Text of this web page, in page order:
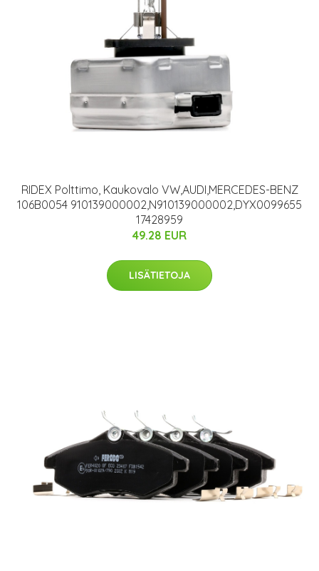
RIDEX Polttimo, Kaukovalo VW,AUDI,MERCEDES-BENZ
106B0054 910139000002,N910139000002,DYX0099655
17428959
49.28 EUR
LISÄTIETOJA